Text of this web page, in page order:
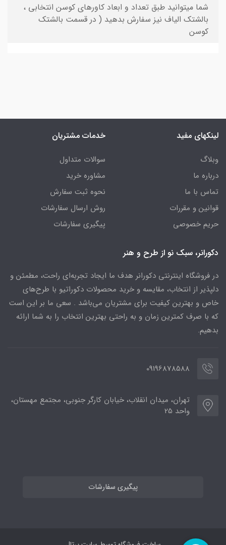
شما میتوانید طبق تعداد و ابعاد کاورهای کوسن انتخابی ،
بالشتک الیاف نیز سفارش بدهید ( در قسمت بالشتک
کوسن
لینکهای مفید
وبلاگ
درباره ما
تماس با ما
قوانین و مقررات
حریم خصوصی
خدمات مشتریان
سوالات متداول
مشاوره خرید
نحوه ثبت سفارش
روش ارسال سفارشات
پیگیری سفارشات
دکورانر، سبک نو از طرح و هنر
در فروشگاه اینترنتی دکورانر هدف ما ایجاد تجربه‌ای راحت، مطمئن و
دلپذیر از انتخاب، مقایسه و خرید محصولات دکوراتیو با طرح‌های
خاص و بهترین کیفیت برای مشتریان می‌باشد . سعی ما بر این است
که با صرف کمترین زمان و به راحتی بهترین انتخاب را به شما ارائه
بدهیم.
09196878588
تهران، میدان انقلاب، خیابان کارگر جنوبی، مجتمع مهستان،
واحد 25
پیگیری سفارشات